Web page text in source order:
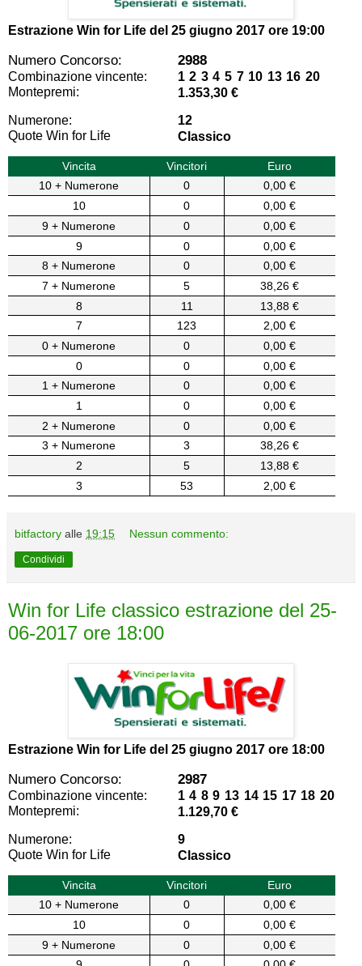
Estrazione Win for Life del 25 giugno 2017 ore 19:00
Numero Concorso: 2988
Combinazione vincente:
1 2 3 4 5 7 10 13 16 20
Montepremi:
1.353,30 €
Numerone:
12
Quote Win for Life
Classico
Vincita Vincitori
Euro
10 + Numerone
0
0,00 €
10
0
0,00 €
9 + Numerone
0
0,00 €
9
0
0,00 €
8 + Numerone
0
0,00 €
7 + Numerone
5
38,26 €
8
11
13,88 €
7
123
2,00 €
0 + Numerone
0
0,00 €
0
0
0,00 €
1 + Numerone
0
0,00 €
1
0
0,00 €
2 + Numerone
0
0,00 €
3 + Numerone
3
38,26 €
2
5
13,88 €
3
53 2,00 €
bitfactory alle 19:15 Nessun commento:
Condividi
Win for Life classico estrazione del 25-
06-2017 ore 18:00
Estrazione Win for Life del 25 giugno 2017 ore 18:00
Numero Concorso: 2987
Combinazione vincente:
1 4 8 9 13 14 15 17 18 20
Montepremi:
1.129,70 €
Numerone:
9
Quote Win for Life
Classico
Vincita Vincitori
Euro
10 + Numerone
0
0,00 €
10
0
0,00 €
9 + Numerone
0
0,00 €